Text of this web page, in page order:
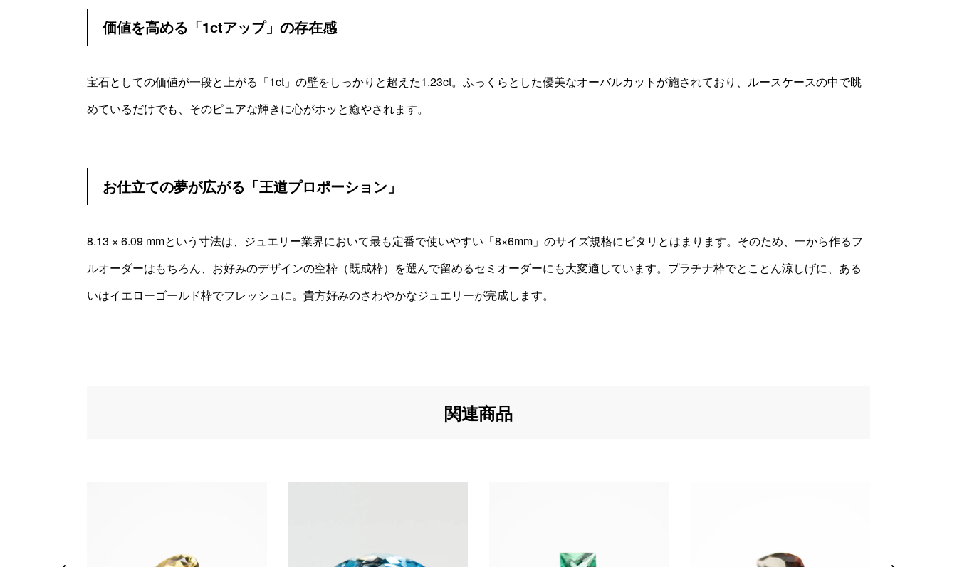
価値を高める「1ctアップ」の存在感
宝石としての価値が一段と上がる「1ct」の壁をしっかりと超えた1.23ct。ふっくらとした優美なオーバルカットが施されており、ルースケースの中で眺
めているだけでも、そのピュアな輝きに心がホッと癒やされます。
お仕立ての夢が広がる「王道プロポーション」
8.13 × 6.09 mmという寸法は、ジュエリー業界において最も定番で使いやすい「8×6mm」のサイズ規格にピタリとはまります。そのため、一から作るフ
ルオーダーはもちろん、お好みのデザインの空枠（既成枠）を選んで留めるセミオーダーにも大変適しています。プラチナ枠でとことん涼しげに、ある
いはイエローゴールド枠でフレッシュに。貴方好みのさわやかなジュエリーが完成します。
関連商品